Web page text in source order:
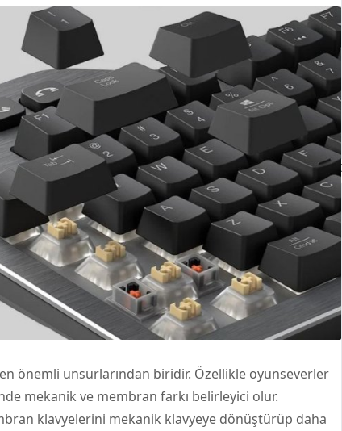
önemli unsurlarından biridir. Özellikle oyunseverler
mekanik ve membran farkı belirleyici olur.
klavyelerini mekanik klavyeye dönüştürüp daha